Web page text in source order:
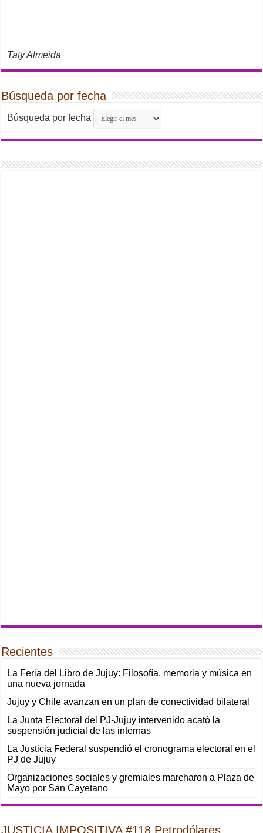
Taty Almeida
Búsqueda por fecha
Búsqueda por fecha
Recientes
La Feria del Libro de Jujuy: Filosofía, memoria y música en
una nueva jornada
Jujuy y Chile avanzan en un plan de conectividad bilateral
La Junta Electoral del PJ-Jujuy intervenido acató la
suspensión judicial de las internas
La Justicia Federal suspendió el cronograma electoral en el
PJ de Jujuy
Organizaciones sociales y gremiales marcharon a Plaza de
Mayo por San Cayetano
JUSTICIA IMPOSITIVA #118 Petrodólares,